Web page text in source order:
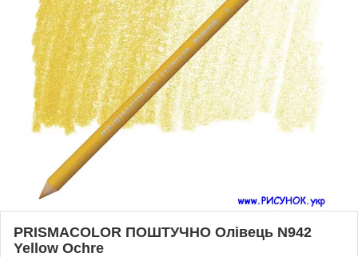
PRISMACOLOR ПОШТУЧНО Олівець N942
Yellow Ochre